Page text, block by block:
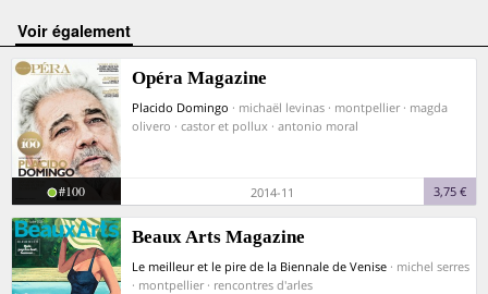
voir également
Opéra Magazine
Placido Domingo · michaël levinas · montpellier · magda
olivero · castor et pollux · antonio moral
#100 2014-11 3,75 €
Beaux Arts Magazine
Le meilleur et le pire de la Biennale de Venise · michel serres
· montpellier · rencontres d'arles